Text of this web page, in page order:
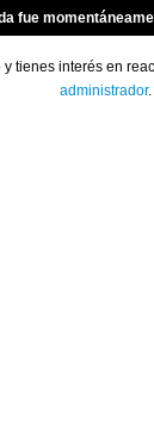
fue
tienes interés en
administrador.